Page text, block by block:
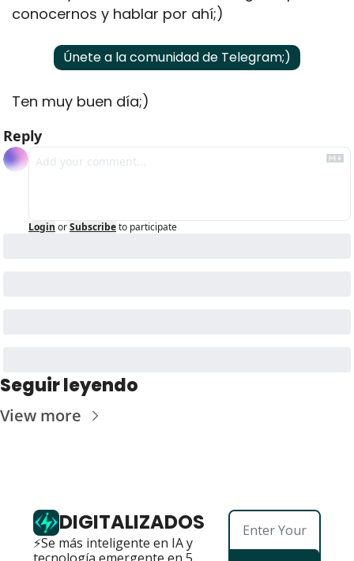
conocernos y hablar por ahí;)
Únete a la comunidad de Telegram;)
Ten muy buen día;)
Reply
Login orSubscribeto participate
Seguir leyendo
View more
DIGITALIZADOS
⚡Se más inteligente en IA y